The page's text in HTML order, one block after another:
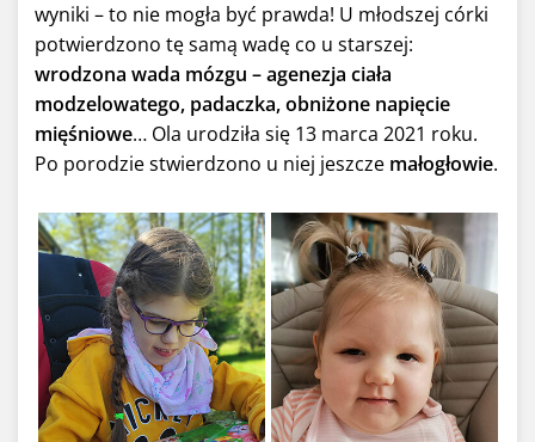
wyniki – to nie mogła być prawda! U młodszej córki
potwierdzono tę samą wadę co u starszej:
wrodzona wada mózgu – agenezja ciała
modzelowatego, padaczka, obniżone napięcie
mięśniowe… Ola urodziła się 13 marca 2021 roku.
Po porodzie stwierdzono u niej jeszcze małogłowie.